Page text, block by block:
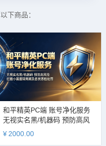
下商品：
和平精英PC端 账号净化服务
无视实名黑/机器码 预防高风
险 拦截小黑屋隔离期及各类恶
¥2000.00